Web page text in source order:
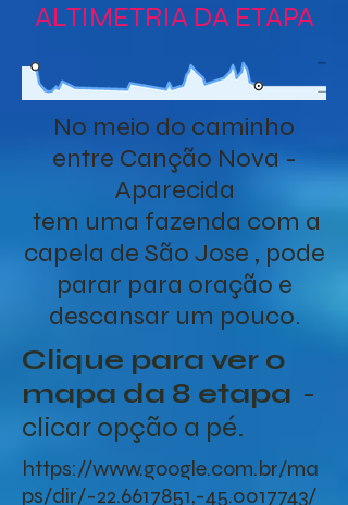
ALTIMETRIA DA ETAPA
No meio do caminho
entre Canção Nova -
Aparecida
tem uma fazenda com a
capela de São Jose , pode
parar para oração e
descansar um pouco.
Clique para ver o
mapa da 8 etapa -
clicar opção a pé.
https://www.google.com.br/ma
ps/dir/-22.6617851,-45.0017743/